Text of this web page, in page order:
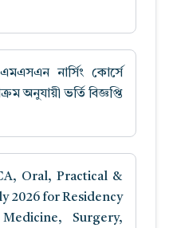
নার্সিং কোর্সে
অনুযায়ী ভর্তি বিজ্ঞপ্তি
Oral, Practical &
2026 for Residency
Surgery,